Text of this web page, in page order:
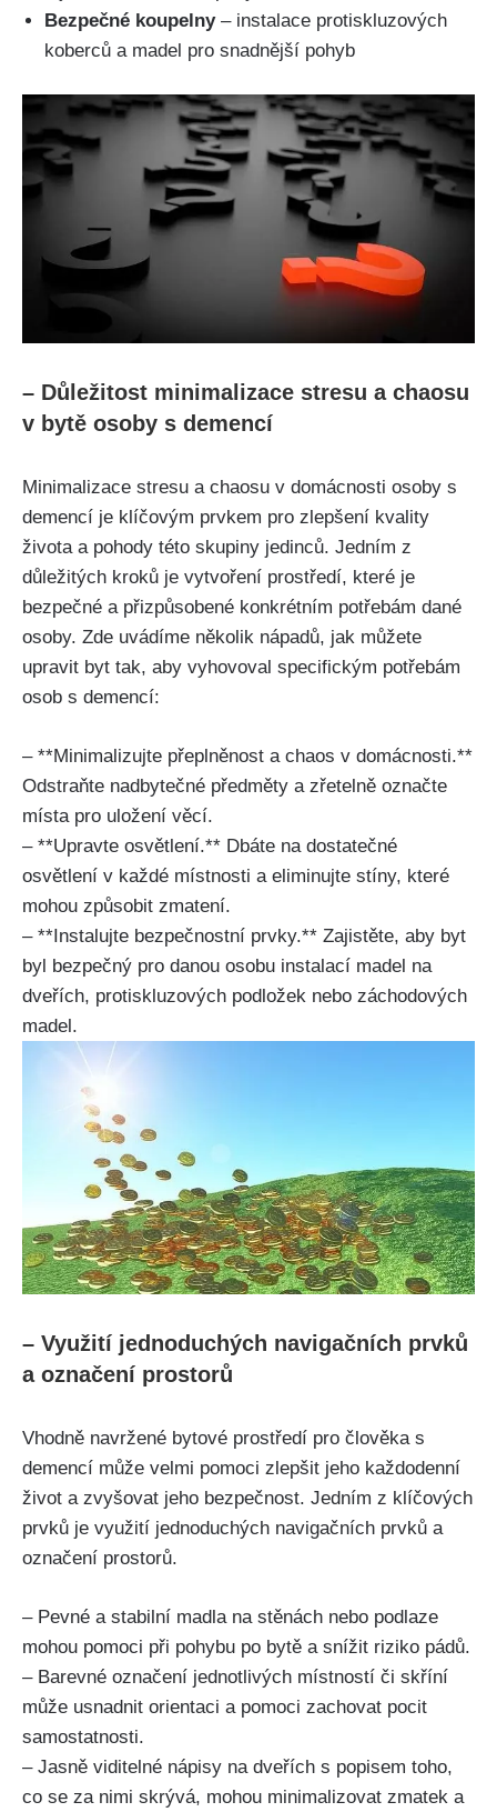
Bezpečné koupelny– instalace protiskluzových
koberců a madel pro snadnější pohyb
– Důležitost minimalizace stresu a chaosu
v bytě osoby s demencí
Minimalizace stresu a chaosu v domácnosti osoby s
demencí je klíčovým prvkem pro zlepšení kvality
života a pohody této skupiny jedinců. Jedním z
důležitých kroků je vytvoření prostředí, které je
bezpečné a přizpůsobené konkrétním potřebám dané
osoby. Zde uvádíme několik nápadů, jak můžete
upravit byt tak, aby vyhovoval specifickým potřebám
osob s demencí:
– **Minimalizujte přeplněnost a chaos v domácnosti.**
Odstraňte nadbytečné předměty a zřetelně označte
místa pro uložení věcí.
– **Upravte osvětlení.** Dbáte na dostatečné
osvětlení v každé místnosti a eliminujte stíny, které
mohou způsobit zmatení.
– **Instalujte bezpečnostní prvky.** Zajistěte, aby byt
byl bezpečný pro danou osobu instalací madel na
dveřích, protiskluzových podložek nebo záchodových
madel.
– Využití jednoduchých navigačních prvků
a označení prostorů
Vhodně navržené bytové prostředí pro člověka s
demencí může velmi pomoci zlepšit jeho každodenní
život a zvyšovat jeho bezpečnost. Jedním z klíčových
prvků je využití jednoduchých navigačních prvků a
označení prostorů.
– Pevné a stabilní madla na stěnách nebo podlaze
mohou pomoci při pohybu po bytě a snížit riziko pádů.
– Barevné označení jednotlivých místností či skříní
může usnadnit orientaci a pomoci zachovat pocit
samostatnosti.
– Jasně viditelné nápisy na dveřích s popisem toho,
co se za nimi skrývá, mohou minimalizovat zmatek a